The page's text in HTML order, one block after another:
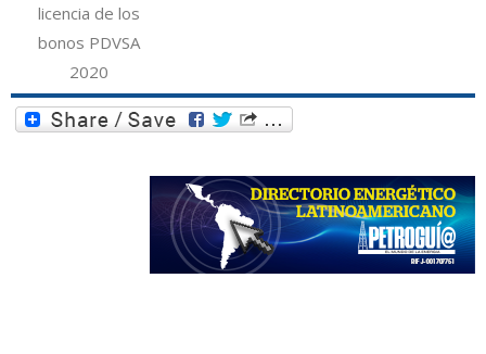
licencia de los
bonos PDVSA
2020